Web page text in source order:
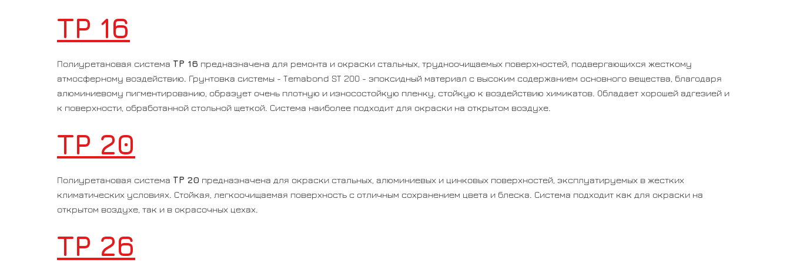
TP 16
Полиуретановая система ТР 16 предназначена для ремонта и окраски стальных, трудноочищаемых поверхностей, подвергающихся жесткому
атмосферному воздействию. Грунтовка системы - Temabond ST 200 - эпоксидный материал с высоким содержанием основного вещества, благодаря
алюминиевому пигментированию, образует очень плотную и износостойкую пленку, стойкую к воздействию химикатов. Обладает хорошей адгезией и
к поверхности, обработанной стольной щеткой. Система наиболее подходит для окраски на открытом воздухе.
TP 20
Полиуретановая система ТР 20 предназначена для окраски стальных, алюминиевых и цинковых поверхностей, эксплуатируемых в жестких
климатических условиях. Стойкая, легкоочищаемая поверхность с отличным сохранением цвета и блеска. Система подходит как для окраски на
открытом воздухе, так и в окрасочных цехах.
TP 26